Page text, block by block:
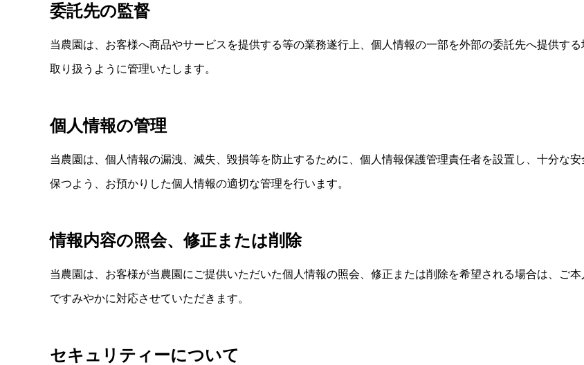
委託先の監督
当農園は、お客様へ商品やサービスを提供する等の業務遂行上、個人情報の一部を外部の委託先へ提供す
取り扱うように管理いたします。
個人情報の管理
当農園は、個人情報の漏洩、滅失、毀損等を防止するために、個人情報保護管理責任者を設置し、十分な
保つよう、お預かりした個人情報の適切な管理を行います。
情報内容の照会、修正または削除
当農園は、お客様が当農園にご提供いただいた個人情報の照会、修正または削除を希望される場合は、ご
ですみやかに対応させていただきます。
セキュリティーについて